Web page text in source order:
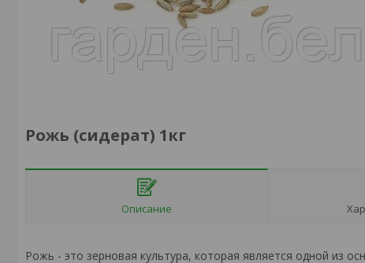
Рожь (сидерат) 1кг
Описание
Рожь - это зерновая культура, которая является одной из